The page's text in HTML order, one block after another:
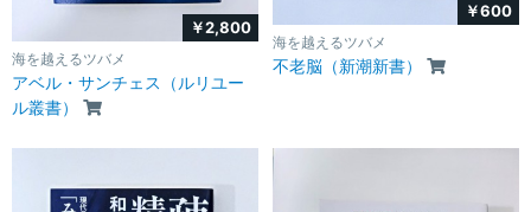
￥2,800
海を越えるツバメ
アベル・サンチェス（ルリユー
ル叢書）
￥600
海を越えるツバメ
不老脳（新潮新書）